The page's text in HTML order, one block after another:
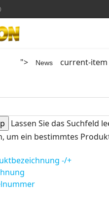
"> News current-item
Lassen Sie das Suchfeld
um ein bestimmtes
-/+